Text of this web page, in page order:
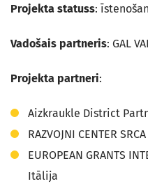
Projekta statuss:
Vadošais partneris: GAL
Projekta partneri:
Aizkraukle District
RAZVOJNI CENTER
EUROPEAN GRANTS
Itālija